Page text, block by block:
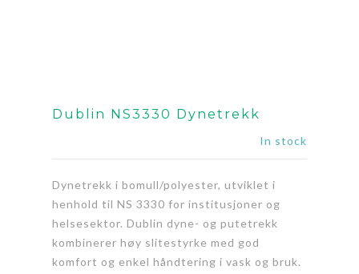
Dublin NS3330 Dynetrekk
In stock
Dynetrekk i bomull/polyester, utviklet i
henhold til NS 3330 for institusjoner og
helsesektor. Dublin dyne- og putetrekk
kombinerer høy slitestyrke med god
komfort og enkel håndtering i vask og bruk.